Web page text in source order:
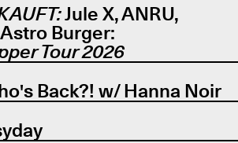
Jule X, ANRU,
Burger:
Tour 2026
Back?! w/ Hanna Noir